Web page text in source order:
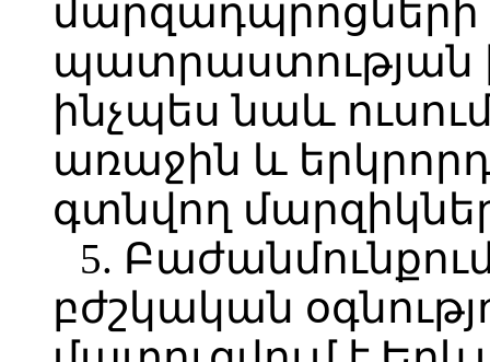
պատրաստության
ինչպես նաև
առաջին և
գտնվող
5.
բժշկական